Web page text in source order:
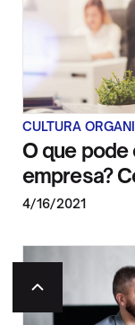
CULTURA
O que pode
empresa?
4/16/2021